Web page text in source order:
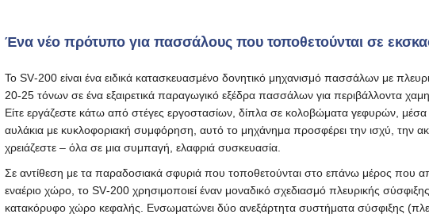
Ένα νέο πρότυπο για πασσάλους που τοποθετούνται σε
Το SV‑200 είναι ένα ειδικά κατασκευασμένο δονητικό μηχανισμό πασσάλων με
20‑25 τόνων σε ένα εξαιρετικά παραγωγικό εξέδρα πασσάλων για περιβάλλοντα
Είτε εργάζεστε κάτω από στέγες εργοστασίων, δίπλα σε κολοβώματα γεφυρών,
αυλάκια με κυκλοφοριακή συμφόρηση, αυτό το μηχάνημα προσφέρει την ισχύ, την
χρειάζεστε – όλα σε μια συμπαγή, ελαφριά συσκευασία.
Σε αντίθεση με τα παραδοσιακά σφυριά που τοποθετούνται στο επάνω μέρος που
εναέριο χώρο, το SV‑200 χρησιμοποιεί έναν μοναδικό σχεδιασμό πλευρικής
κατακόρυφο χώρο κεφαλής. Ενσωματώνει δύο ανεξάρτητα συστήματα σύσφιξης